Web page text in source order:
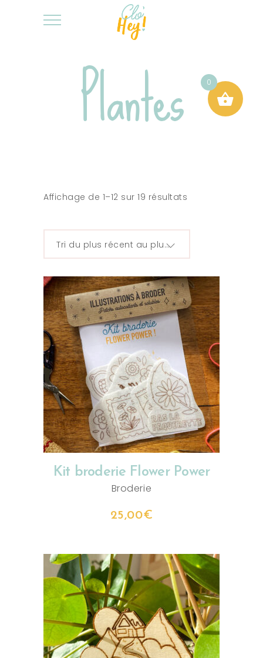
Plantes
Affichage de 1–12 sur 19 résultats
Tri du plus récent au plus ancien
AJOUTER AU PANIER
Kit broderie Flower Power
Broderie
25,00€
AJOUTER AU PANIER
0